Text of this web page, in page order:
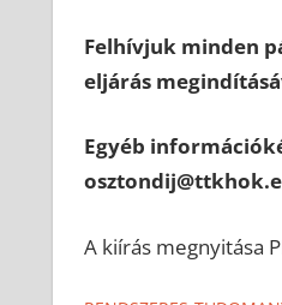
Felhívjuk minden
eljárás
Egyéb
A kiírás megnyitása